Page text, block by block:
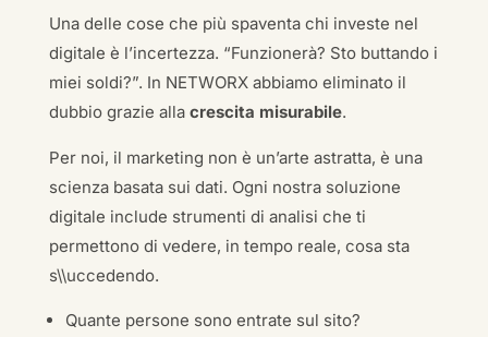
Una delle cose che più spaventa chi investe nel
digitale è l’incertezza. “Funzionerà? Sto buttando i
miei soldi?”. In NETWORX abbiamo eliminato il
dubbio grazie alla crescita misurabile.
Per noi, il marketing non è un’arte astratta, è una
scienza basata sui dati. Ogni nostra soluzione
digitale include strumenti di analisi che ti
permettono di vedere, in tempo reale, cosa sta
s\\uccedendo.
Quante persone sono entrate sul sito?